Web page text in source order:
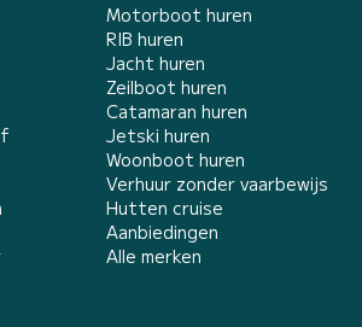
Motorboot huren
RIB huren
Jacht huren
Zeilboot huren
Catamaran huren
Jetski huren
Woonboot huren
Verhuur zonder vaarbewijs
Hutten cruise
Aanbiedingen
Alle merken